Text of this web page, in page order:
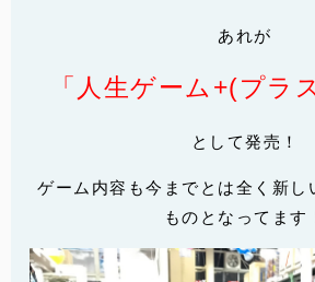
あれが
「人生ゲーム+(プラ
として発売！
ゲーム内容も今までとは全く新し
ものとなってます